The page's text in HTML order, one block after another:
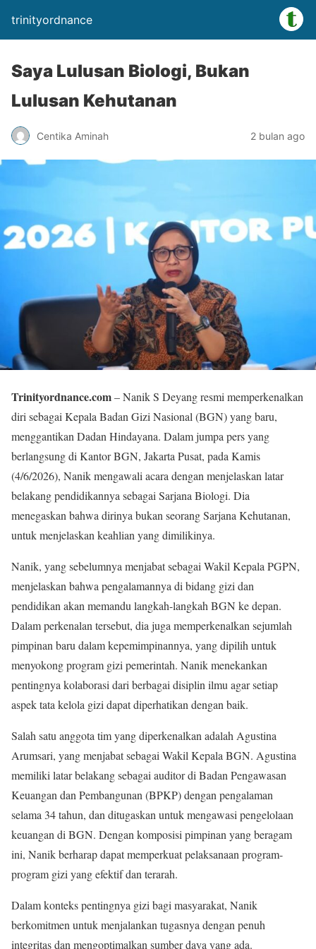
trinityordnance
Saya Lulusan Biologi, Bukan
Lulusan Kehutanan
Centika Aminah 2 bulan ago
Trinityordnance.com– Nanik S Deyang resmi memperkenalkan
diri sebagai Kepala Badan Gizi Nasional (BGN) yang baru,
menggantikan Dadan Hindayana. Dalam jumpa pers yang
berlangsung di Kantor BGN, Jakarta Pusat, pada Kamis
(4/6/2026), Nanik mengawali acara dengan menjelaskan latar
belakang pendidikannya sebagai Sarjana Biologi. Dia
menegaskan bahwa dirinya bukan seorang Sarjana Kehutanan,
untuk menjelaskan keahlian yang dimilikinya.
Nanik, yang sebelumnya menjabat sebagai Wakil Kepala PGPN,
menjelaskan bahwa pengalamannya di bidang gizi dan
pendidikan akan memandu langkah-langkah BGN ke depan.
Dalam perkenalan tersebut, dia juga memperkenalkan sejumlah
pimpinan baru dalam kepemimpinannya, yang dipilih untuk
menyokong program gizi pemerintah. Nanik menekankan
pentingnya kolaborasi dari berbagai disiplin ilmu agar setiap
aspek tata kelola gizi dapat diperhatikan dengan baik.
Salah satu anggota tim yang diperkenalkan adalah Agustina
Arumsari, yang menjabat sebagai Wakil Kepala BGN. Agustina
memiliki latar belakang sebagai auditor di Badan Pengawasan
Keuangan dan Pembangunan (BPKP) dengan pengalaman
selama 34 tahun, dan ditugaskan untuk mengawasi pengelolaan
keuangan di BGN. Dengan komposisi pimpinan yang beragam
ini, Nanik berharap dapat memperkuat pelaksanaan program-
program gizi yang efektif dan terarah.
Dalam konteks pentingnya gizi bagi masyarakat, Nanik
berkomitmen untuk menjalankan tugasnya dengan penuh
integritas dan mengoptimalkan sumber daya yang ada.